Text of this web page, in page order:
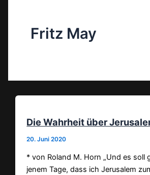
Fritz May
Die Wahrheit über
20. Juni 2020
* von Roland M. Horn „Und es soll
jenem Tage, dass ich Jerusalem